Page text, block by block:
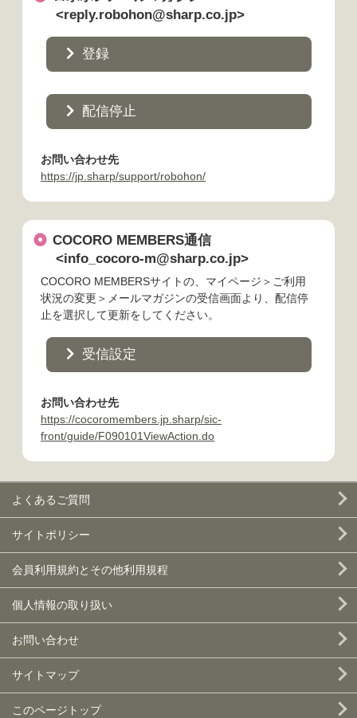
<reply.robohon@sharp.co.jp>
登録
配信停止
お問い合わせ先
https://jp.sharp/support/robohon/
COCORO MEMBERS通信
<info_cocoro-m@sharp.co.jp>
COCORO MEMBERSサイトの、マイページ＞ご利用
状況の変更＞メールマガジンの受信画面より、配信停
止を選択して更新をしてください。
受信設定
お問い合わせ先
https://cocoromembers.jp.sharp/sic-
front/guide/F090101ViewAction.do
よくあるご質問
サイトポリシー
会員利用規約とその他利用規程
個人情報の取り扱い
お問い合わせ
サイトマップ
このページトップ